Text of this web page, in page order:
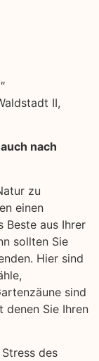
II,
nach
zu
einen
Beste aus Ihrer
sollten Sie
Hier sind
sind
denen Sie Ihren
des